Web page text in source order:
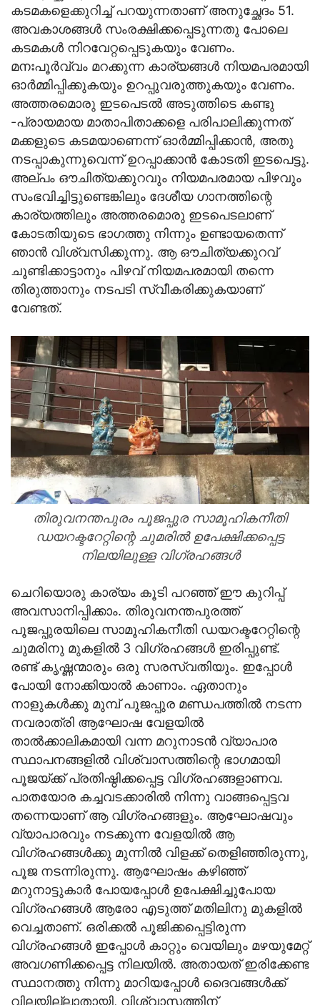
കടമകളെക്കുറിച്ച് പറയുന്നതാണ് അനുച്ഛേദം 51.
അവകാശങ്ങള്‍ സംരക്ഷിക്കപ്പെടുന്നതു പോലെ
കടമകള്‍ നിറവേറ്റപ്പെടുകയും വേണം.
മനഃപൂര്‍വ്വം മറക്കുന്ന കാര്യങ്ങള്‍ നിയമപരമായി
ഓര്‍മ്മിപ്പിക്കുകയും ഉറപ്പുവരുത്തുകയും വേണം.
അത്തരമൊരു ഇടപെടല്‍ അടുത്തിടെ കണ്ടു
-പ്രായമായ മാതാപിതാക്കളെ പരിപാലിക്കുന്നത്
മക്കളുടെ കടമയാണെന്ന് ഓര്‍മ്മിപ്പിക്കാന്‍, അതു
നടപ്പാകുന്നുവെന്ന് ഉറപ്പാക്കാന്‍ കോടതി ഇടപെട്ടു.
അല്പം ഔചിത്യക്കുറവും നിയമപരമായ പിഴവും
സംഭവിച്ചിട്ടുണ്ടെങ്കിലും ദേശീയ ഗാനത്തിന്റെ
കാര്യത്തിലും അത്തരമൊരു ഇടപെടലാണ്
കോടതിയുടെ ഭാഗത്തു നിന്നും ഉണ്ടായതെന്ന്
ഞാന്‍ വിശ്വസിക്കുന്നു. ആ ഔചിത്യക്കുറവ്
ചൂണ്ടിക്കാട്ടാനും പിഴവ് നിയമപരമായി തന്നെ
തിരുത്താനും നടപടി സ്വീകരിക്കുകയാണ്
വേണ്ടത്.
തിരുവനന്തപുരം പൂജപ്പുര സാമൂഹികനീതി
ഡയറക്ടറേറ്റിന്റെ ചുമരില്‍ ഉപേക്ഷിക്കപ്പെട്ട
നിലയിലുള്ള വിഗ്രഹങ്ങള്‍
ചെറിയൊരു കാര്യം കൂടി പറഞ്ഞ് ഈ കുറിപ്പ്
അവസാനിപ്പിക്കാം. തിരുവനന്തപുരത്ത്
പൂജപ്പുരയിലെ സാമൂഹികനീതി ഡയറക്ടറേറ്റിന്റെ
ചുമരിനു മുകളില്‍ 3 വിഗ്രഹങ്ങള്‍ ഇരിപ്പുണ്ട്.
രണ്ട് കൃഷ്ണന്മാരും ഒരു സരസ്വതിയും. ഇപ്പോള്‍
പോയി നോക്കിയാല്‍ കാണാം. ഏതാനും
നാളുകള്‍ക്കു മുമ്പ് പൂജപ്പുര മണ്ഡപത്തില്‍ നടന്ന
നവരാത്രി ആഘോഷ വേളയില്‍
താല്‍ക്കാലികമായി വന്ന മറുനാടന്‍ വ്യാപാര
സ്ഥാപനങ്ങളില്‍ വിശ്വാസത്തിന്റെ ഭാഗമായി
പൂജയ്ക്ക് പ്രതിഷ്ഠിക്കപ്പെട്ട വിഗ്രഹങ്ങളാണവ.
പാതയോര കച്ചവടക്കാരില്‍ നിന്നു വാങ്ങപ്പെട്ടവ
തന്നെയാണ് ആ വിഗ്രഹങ്ങളും. ആഘോഷവും
വ്യാപാരവും നടക്കുന്ന വേളയില്‍ ആ
വിഗ്രഹങ്ങള്‍ക്കു മുന്നില്‍ വിളക്ക് തെളിഞ്ഞിരുന്നു,
പൂജ നടന്നിരുന്നു. ആഘോഷം കഴിഞ്ഞ്
മറുനാട്ടുകാര്‍ പോയപ്പോള്‍ ഉപേക്ഷിച്ചുപോയ
വിഗ്രഹങ്ങള്‍ ആരോ എടുത്ത് മതിലിനു മുകളില്‍
വെച്ചതാണ്. ഒരിക്കല്‍ പൂജിക്കപ്പെട്ടിരുന്ന
വിഗ്രഹങ്ങള്‍ ഇപ്പോള്‍ കാറ്റും വെയിലും മഴയുമേറ്റ്
അവഗണിക്കപ്പെട്ട നിലയില്‍. അതായത് ഇരിക്കേണ്ട
സ്ഥാനത്തു നിന്നു മാറിയപ്പോള്‍ ദൈവങ്ങള്‍ക്ക്
വിലയില്ലാതായി, വിശ്വാസത്തിന്